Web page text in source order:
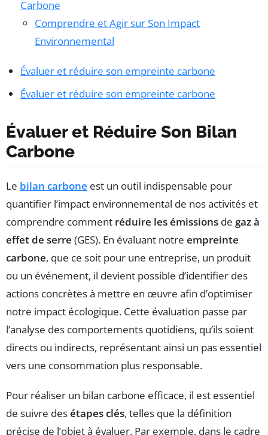
Carbone
Comprendre et Agir sur Son Impact
Environnemental
Évaluer et réduire son empreinte carbone
Évaluer et réduire son empreinte carbone
Évaluer et Réduire Son Bilan
Carbone
Le bilan carbone est un outil indispensable pour
quantifier l’impact environnemental de nos activités et
comprendre comment réduire les émissions de gaz à
effet de serre (GES). En évaluant notre empreinte
carbone, que ce soit pour une entreprise, un produit
ou un événement, il devient possible d’identifier des
actions concrètes à mettre en œuvre afin d’optimiser
notre impact écologique. Cette évaluation passe par
l’analyse des comportements quotidiens, qu’ils soient
directs ou indirects, représentant ainsi un pas essentiel
vers une consommation plus responsable.
Pour réaliser un bilan carbone efficace, il est essentiel
de suivre desétapes clés, telles que la définition
précise de l’objet à évaluer. Par exemple, dans le cadre